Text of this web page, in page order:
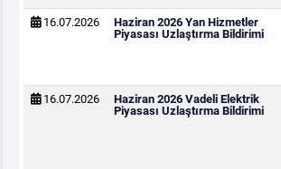
16.07.2026
Haziran 2026 Yan Hizmetler
Piyasası Uzlaştırma Bildirimi
16.07.2026
Haziran 2026 Vadeli Elektrik
Piyasası Uzlaştırma Bildirimi